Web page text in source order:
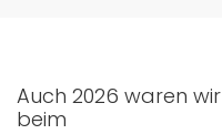
Auch 2026 waren wir
beim